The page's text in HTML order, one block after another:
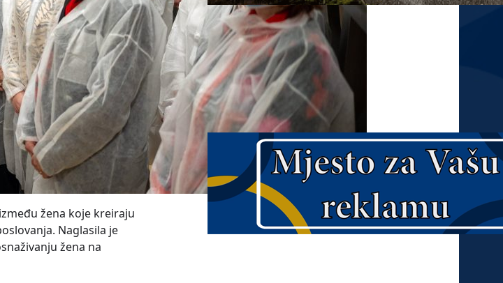
žena koje kreiraju
Naglasila je
žena na